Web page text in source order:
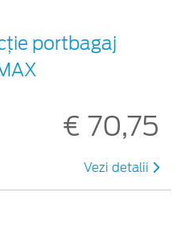
portbagaj
€ 70,75
Vezi detalii